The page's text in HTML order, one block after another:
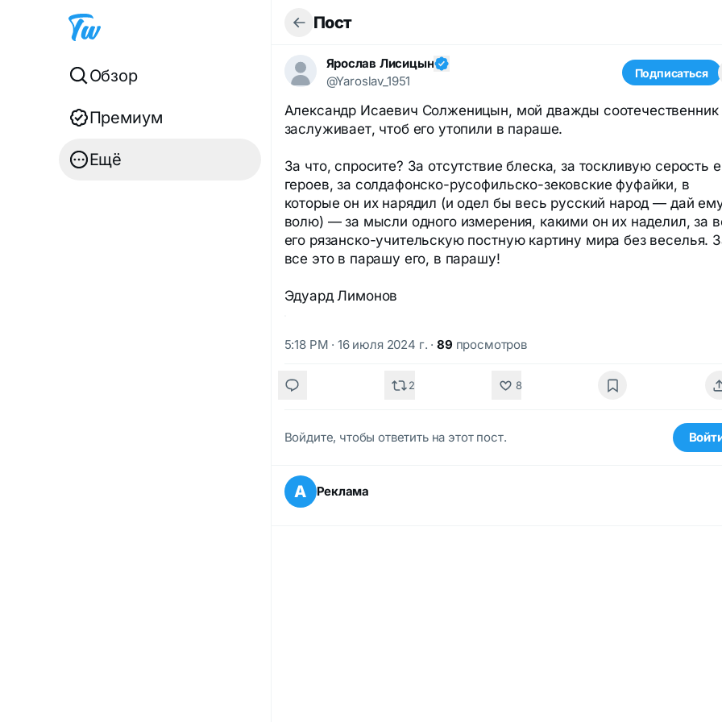
Обзор
Премиум
Ещё
Пост
Ярослав Лисицын
@Yaroslav_1951
Подписаться
Александр Исаевич Солженицын, мой дважды соотечественник
заслуживает, чтоб его утопили в параше.
За что, спросите? За отсутствие блеска, за тоскливую серость
героев, за солдафонско-русофильско-зековские фуфайки, в
которые он их нарядил (и одел бы весь русский народ — дай
волю) — за мысли одного измерения, какими он их наделил, за
его рязанско-учительскую постную картину мира без веселья.
все это в парашу его, в парашу!
Эдуард Лимонов
5:18 PM · 16 июля 2024 г. ·89 просмотров
2 8
Войдите, чтобы ответить на этот пост.
А Реклама